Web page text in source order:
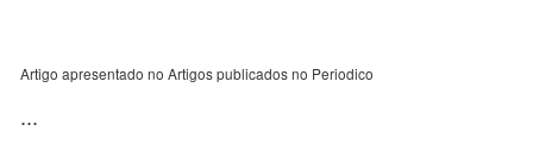
Artigo apresentado no Artigos publicados no Periodico
...